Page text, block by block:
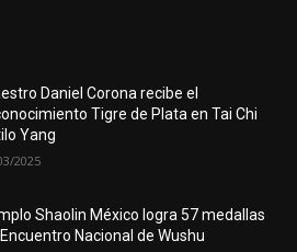
Daniel Corona recibe el
Tigre de Plata en Tai Chi
Yang
2025
Shaolin México logra 57 medallas
Nacional de Wushu